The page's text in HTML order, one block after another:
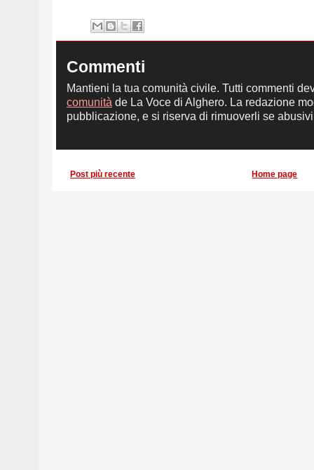
Commenti
Mantieni la tua comunità civile. Tutti commenti
comunità de La Voce di Alghero. La redazione
pubblicazione, e si riserva di rimuoverli se
Post più recente Home page